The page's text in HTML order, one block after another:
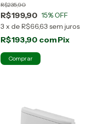
R$199,90
R$235,90
15% OFF
3 x de R$66,63 sem juros
R$193,90 comPix